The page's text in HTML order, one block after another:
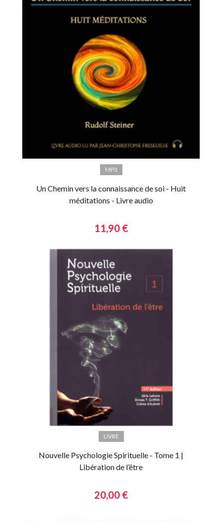
MP3
Un Chemin vers la connaissance de soi - Huit
méditations - Livre audio
11,90 €
LIVRE
Nouvelle Psychologie Spirituelle - Tome 1 |
Libération de l’être
20,00 €